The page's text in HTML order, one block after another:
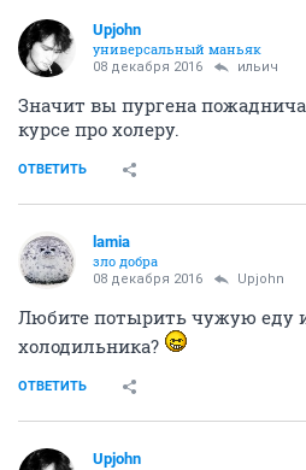
Upjohn
универсальный маньяк
08 декабря 2016 ильич
Значит вы пургена
курсе про холеру.
ОТВЕТИТЬ
lamia
зло добра
08 декабря 2016 Upjohn
Любите потырить чужую еду
холодильника?
ОТВЕТИТЬ
Upjohn